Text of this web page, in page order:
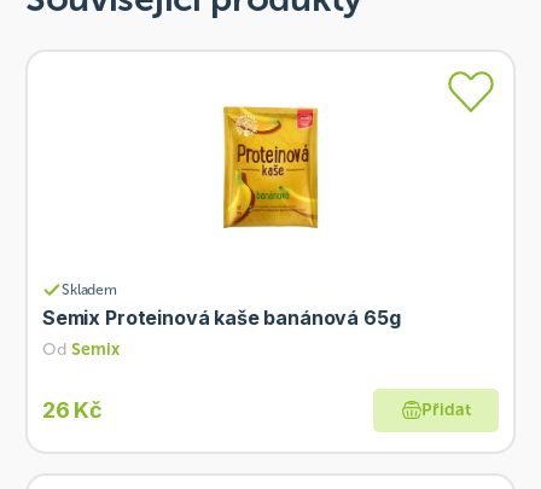
Skladem
Semix Proteinová kaše banánová 65g
Od Semix
26 Kč Přidat